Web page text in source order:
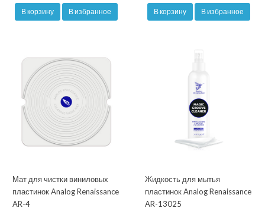
В корзину В избранное В корзину В избранное
Мат для чистки виниловых
пластинок Analog Renaissance
AR-4
Жидкость для мытья
пластинок Analog Renaissance
AR-13025